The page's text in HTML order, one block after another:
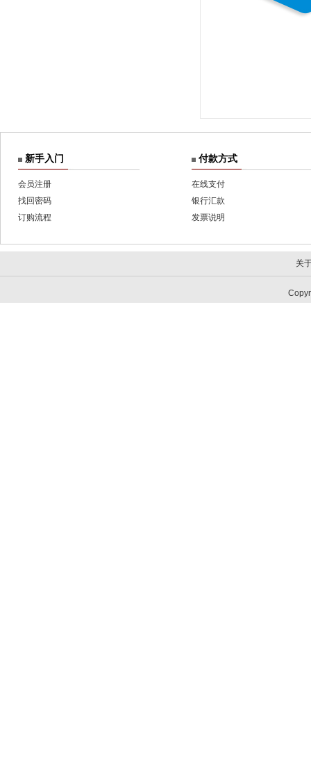
新手入门
会员注册
找回密码
订购流程
付款方式
在线支付
银行汇款
发票说明
关